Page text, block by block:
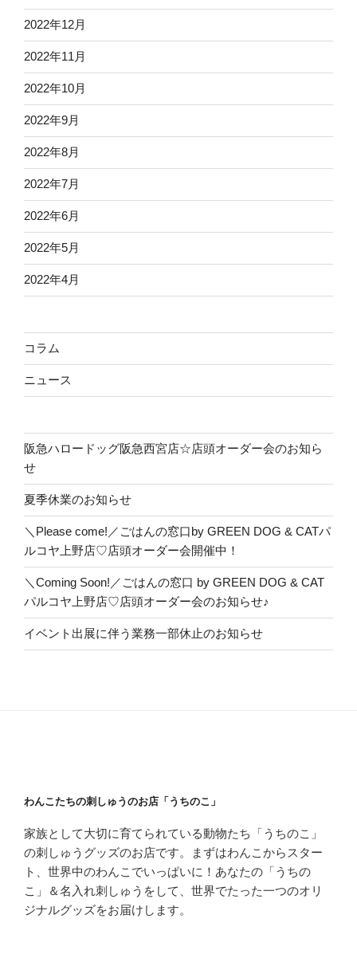
2022年12月
2022年11月
2022年10月
2022年9月
2022年8月
2022年7月
2022年6月
2022年5月
2022年4月
コラム
ニュース
阪急ハロードッグ阪急西宮店☆店頭オーダー会のお知ら
せ
夏季休業のお知らせ
＼Please come!／ごはんの窓口by GREEN DOG & CATパ
ルコヤ上野店♡店頭オーダー会開催中！
＼Coming Soon!／ごはんの窓口 by GREEN DOG & CAT
パルコヤ上野店♡店頭オーダー会のお知らせ♪
イベント出展に伴う業務一部休止のお知らせ
わんこたちの刺しゅうのお店「うちのこ」
家族として大切に育てられている動物たち「うちのこ」
の刺しゅうグッズのお店です。まずはわんこからスター
ト、世界中のわんこでいっぱいに！あなたの「うちの
こ」＆名入れ刺しゅうをして、世界でたった一つのオリ
ジナルグッズをお届けします。